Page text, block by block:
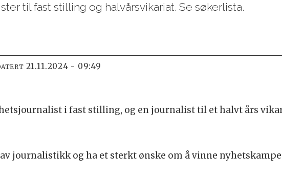
til fast stilling og halvårsvikariat. Se søkerlista.
21.11.2024 - 09:49
i fast stilling, og en journalist til et halvt års
journalistikk og ha et sterkt ønske om å vinne